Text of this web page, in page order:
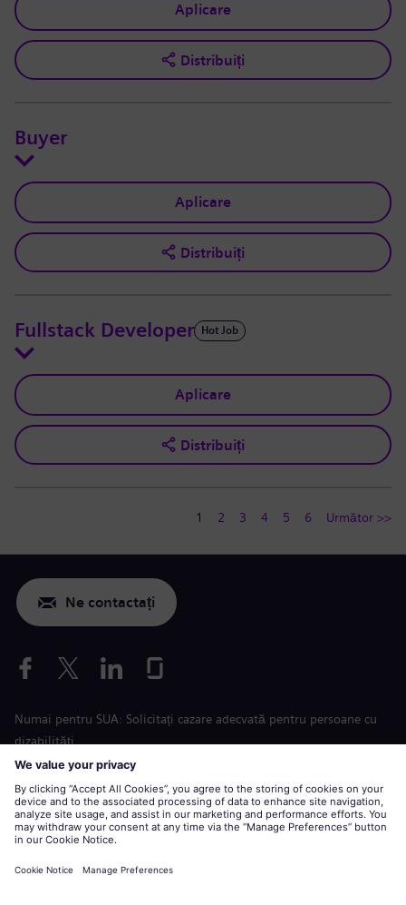
Aplicare
Distribuiți
Buyer
Aplicare
Distribuiți
Fullstack Developer Hot Job
Aplicare
Distribuiți
1 2 3 4 5 6 Următor >>
Ne contactați
Numai pentru SUA: Solicitați cazare adecvată pentru persoane cu
dizabilități
Aplicare condiții de muncă
siemens-energy.comSite global
Informaţii corporative
Declarație de confidențialitate